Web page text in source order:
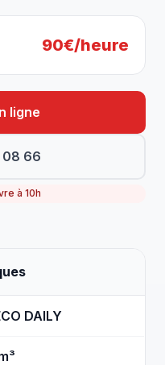
90€/heure
ligne
66
à 10h
DAILY